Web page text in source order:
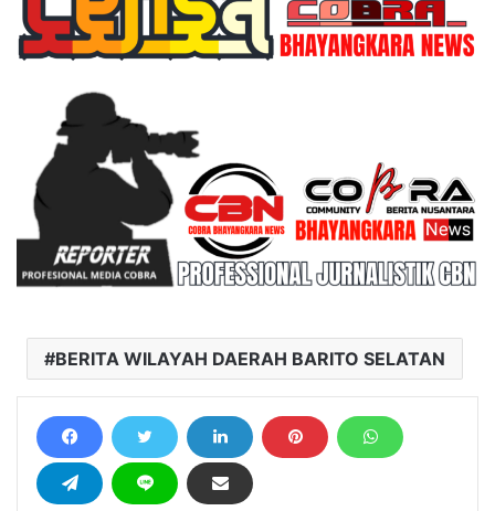
BERITA WILAYAH DAERAH BARITO SELATAN